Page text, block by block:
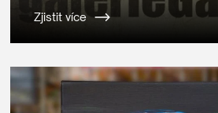
Zjistit více